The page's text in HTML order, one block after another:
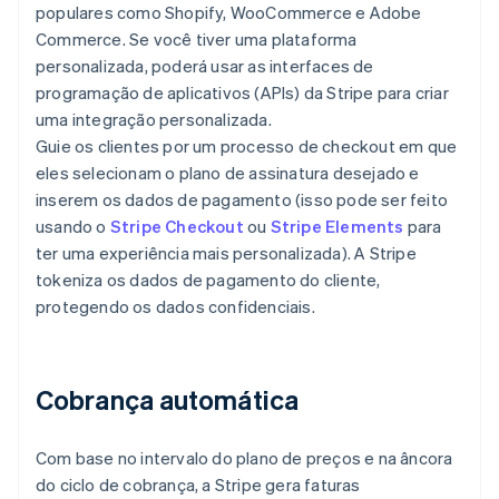
populares como Shopify, WooCommerce e Adobe
Commerce. Se você tiver uma plataforma
personalizada, poderá usar as interfaces de
programação de aplicativos (APIs) da Stripe para criar
uma integração personalizada.
Guie os clientes por um processo de checkout em que
eles selecionam o plano de assinatura desejado e
inserem os dados de pagamento (isso pode ser feito
usando o Stripe Checkout ou Stripe Elements para
ter uma experiência mais personalizada). A Stripe
tokeniza os dados de pagamento do cliente,
protegendo os dados confidenciais.
Cobrança automática
Com base no intervalo do plano de preços e na âncora
do ciclo de cobrança, a Stripe gera faturas